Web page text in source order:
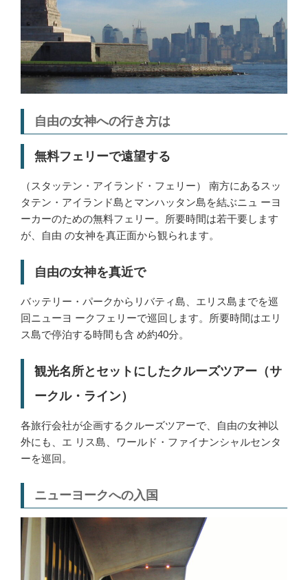
自由の女神への行き方は
無料フェリーで遠望する
（スタッテン・アイランド・フェリー） 南方にあるスッ
タテン・アイランド島とマンハッタン島を結ぶニュ ーヨ
ーカーのための無料フェリー。所要時間は若干要します
が、自由 の女神を真正面から観られます。
自由の女神を真近で
バッテリー・パークからリバティ島、エリス島までを巡
回ニューヨ ークフェリーで巡回します。所要時間はエリ
ス島で停泊する時間も含 め約40分。
観光名所とセットにしたクルーズツアー（サ
ークル・ライン）
各旅行会社が企画するクルーズツアーで、自由の女神以
外にも、エ リス島、ワールド・ファイナンシャルセンタ
ーを巡回。
ニューヨークへの入国